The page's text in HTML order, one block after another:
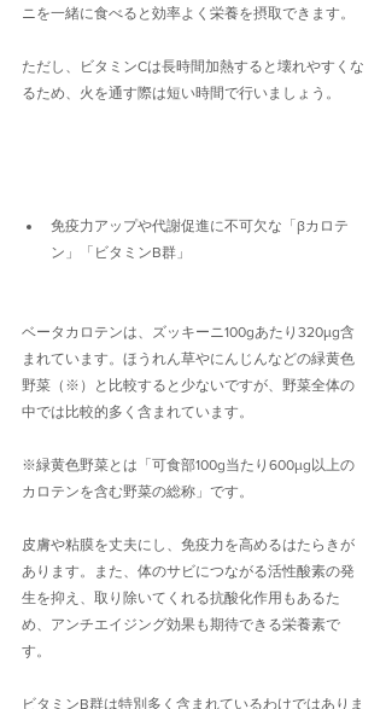
ニを一緒に食べると効率よく栄養を摂取できます。
ただし、ビタミンCは長時間加熱すると壊れやすくな
るため、火を通す際は短い時間で行いましょう。
免疫力アップや代謝促進に不可欠な「βカロテ
ン」「ビタミンB群」
ベータカロテンは、ズッキーニ100gあたり320μg含
まれています。ほうれん草やにんじんなどの緑黄色
野菜（※）と比較すると少ないですが、野菜全体の
中では比較的多く含まれています。
※緑黄色野菜とは「可食部100g当たり600μg以上の
カロテンを含む野菜の総称」です。
皮膚や粘膜を丈夫にし、免疫力を高めるはたらきが
あります。また、体のサビにつながる活性酸素の発
生を抑え、取り除いてくれる抗酸化作用もあるた
め、アンチエイジング効果も期待できる栄養素で
す。
ビタミンB群は特別多く含まれているわけではありま